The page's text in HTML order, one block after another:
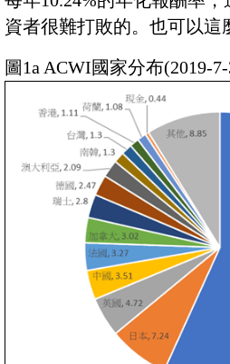
資者很難打敗的。也可以這
圖1a ACWI國家分布(2019-